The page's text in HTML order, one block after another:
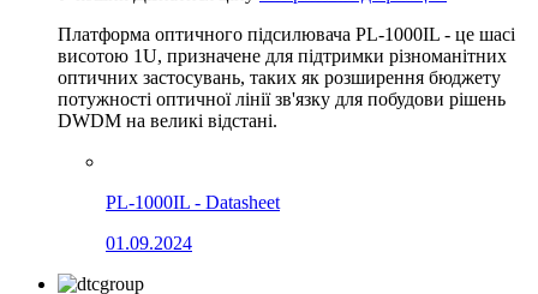
Платформа оптичного підсилювача PL-1000IL - це шасі
висотою 1U, призначене для підтримки різноманітних
оптичних застосувань, таких як розширення бюджету
потужності оптичної лінії зв'язку для побудови рішень
DWDM на великі відстані.
PL-1000IL - Datasheet
01.09.2024